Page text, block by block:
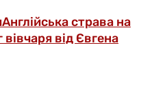
Англійська страва на
від Євгена